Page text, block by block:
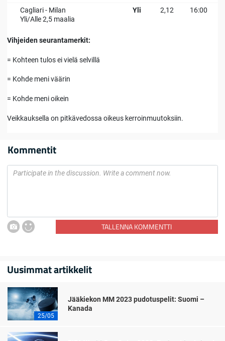
Cagliari - Milan
Yli/Alle 2,5 maalia
Yli 2,12 16:00
Vihjeiden seurantamerkit:
= Kohteen tulos ei vielä selvillä
= Kohde meni väärin
= Kohde meni oikein
Veikkauksella on pitkävedossa oikeus kerroinmuutoksiin.
Kommentit
TALLENNA KOMMENTTI
Uusimmat artikkelit
25/05
Jääkiekon MM 2023 pudotuspelit: Suomi –
Kanada